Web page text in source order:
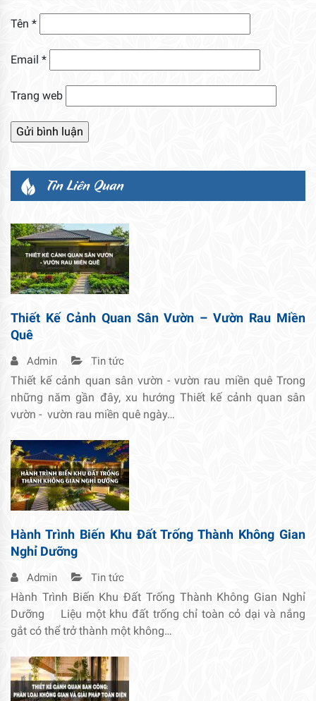
Tên *
Email *
Trang web
Tin Liên Quan
Thiết Kế Cảnh Quan Sân Vườn – Vườn Rau Miền
Quê
Admin Tin tức
Thiết kế cảnh quan sân vườn - vườn rau miền quê Trong
những năm gần đây, xu hướng Thiết kế cảnh quan sân
vườn - vườn rau miền quê ngày…
Hành Trình Biến Khu Đất Trống Thành Không Gian
Nghỉ Dưỡng
Admin Tin tức
Hành Trình Biến Khu Đất Trống Thành Không Gian Nghỉ
Dưỡng Liệu một khu đất trống chỉ toàn cỏ dại và nắng
gắt có thể trở thành một không…